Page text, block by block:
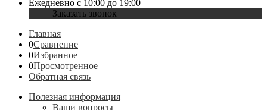
Ежедневно с 10:00 до 19:00
Заказать звонок
Главная
0Сравнение
0Избранное
0Просмотренное
Обратная связь
Полезная информация
Ваши вопросы